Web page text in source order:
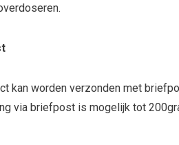
kan worden verzonden met
via briefpost is mogelijk tot